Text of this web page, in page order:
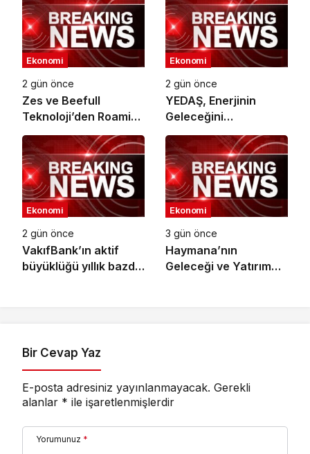
Ekonomi
2 gün önce
Zes ve Beefull
Teknoloji’den Roaming
İş Birliği
Ekonomi
2 gün önce
YEDAŞ, Enerjinin
Geleceğini
Şekillendirecek Genç
Yetenekleri Arıyor
Ekonomi
2 gün önce
VakıfBank’ın aktif
büyüklüğü yıllık bazda
Ekonomi
3 gün önce
Haymana’nın
Geleceği ve Yatırım
Bir Cevap Yaz
E-posta adresiniz yayınlanmayacak. Gerekli
alanlar * ile işaretlenmişlerdir
Yorumunuz *